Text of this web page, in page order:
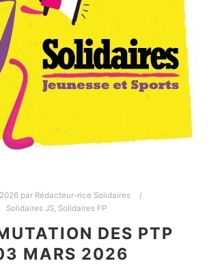
par Rédacteur-rice Solidaires
Solidaires JS, Solidaires FP
DES PTP
MARS 2026